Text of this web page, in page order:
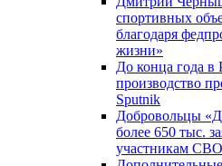
спортивных
благодаря
жизни»
До конца года в
производство
Sputnik
Добровольцы
более 650 тыс.
участникам